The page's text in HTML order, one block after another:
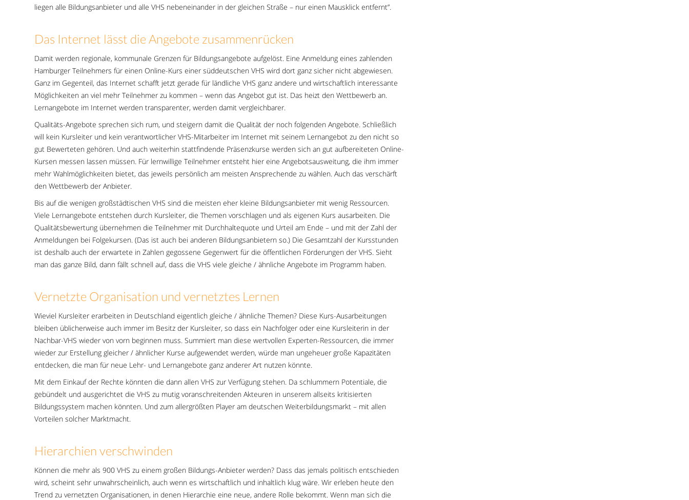
liegen alle Bildungsanbieter und alle VHS nebeneinander in der gleichen Straße – nur einen Mausklick entfernt”.
Das Internet lässt die Angebote zusammenrücken
Damit werden regionale, kommunale Grenzen für Bildungsangebote aufgelöst. Eine Anmeldung eines zahlenden
Hamburger Teilnehmers für einen Online-Kurs einer süddeutschen VHS wird dort ganz sicher nicht abgewiesen.
Ganz im Gegenteil, das Internet schafft jetzt gerade für ländliche VHS ganz andere und wirtschaftlich interessante
Möglichkeiten an viel mehr Teilnehmer zu kommen – wenn das Angebot gut ist. Das heizt den Wettbewerb an.
Lernangebote im Internet werden transparenter, werden damit vergleichbarer.
Qualitäts-Angebote sprechen sich rum, und steigern damit die Qualität der noch folgenden Angebote. Schließlich
will kein Kursleiter und kein verantwortlicher VHS-Mitarbeiter im Internet mit seinem Lernangebot zu den nicht so
gut Bewerteten gehören. Und auch weiterhin stattfindende Präsenzkurse werden sich an gut aufbereiteten Online-
Kursen messen lassen müssen. Für lernwillige Teilnehmer entsteht hier eine Angebotsausweitung, die ihm immer
mehr Wahlmöglichkeiten bietet, das jeweils persönlich am meisten Ansprechende zu wählen. Auch das verschärft
den Wettbewerb der Anbieter.
Bis auf die wenigen großstädtischen VHS sind die meisten eher kleine Bildungsanbieter mit wenig Ressourcen.
Viele Lernangebote entstehen durch Kursleiter, die Themen vorschlagen und als eigenen Kurs ausarbeiten. Die
Qualitätsbewertung übernehmen die Teilnehmer mit Durchhaltequote und Urteil am Ende – und mit der Zahl der
Anmeldungen bei Folgekursen. (Das ist auch bei anderen Bildungsanbietern so.) Die Gesamtzahl der Kursstunden
ist deshalb auch der erwartete in Zahlen gegossene Gegenwert für die öffentlichen Förderungen der VHS. Sieht
man das ganze Bild, dann fällt schnell auf, dass die VHS viele gleiche / ähnliche Angebote im Programm haben.
Vernetzte Organisation und vernetztes Lernen
Wieviel Kursleiter erarbeiten in Deutschland eigentlich gleiche / ähnliche Themen? Diese Kurs-Ausarbeitungen
bleiben üblicherweise auch immer im Besitz der Kursleiter, so dass ein Nachfolger oder eine Kursleiterin in der
Nachbar-VHS wieder von vorn beginnen muss. Summiert man diese wertvollen Experten-Ressourcen, die immer
wieder zur Erstellung gleicher / ähnlicher Kurse aufgewendet werden, würde man ungeheuer große Kapazitäten
entdecken, die man für neue Lehr- und Lernangebote ganz anderer Art nutzen könnte.
Mit dem Einkauf der Rechte könnten die dann allen VHS zur Verfügung stehen. Da schlummern Potentiale, die
gebündelt und ausgerichtet die VHS zu mutig voranschreitenden Akteuren in unserem allseits kritisierten
Bildungssystem machen könnten. Und zum allergrößten Player am deutschen Weiterbildungsmarkt – mit allen
Vorteilen solcher Marktmacht.
Hierarchien verschwinden
Können die mehr als 900 VHS zu einem großen Bildungs-Anbieter werden? Dass das jemals politisch entschieden
wird, scheint sehr unwahrscheinlich, auch wenn es wirtschaftlich und inhaltlich klug wäre. Wir erleben heute den
Trend zu vernetzten Organisationen, in denen Hierarchie eine neue, andere Rolle bekommt. Wenn man sich die